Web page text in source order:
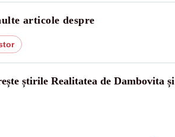
articole despre
știrile Realitatea de Dambovita